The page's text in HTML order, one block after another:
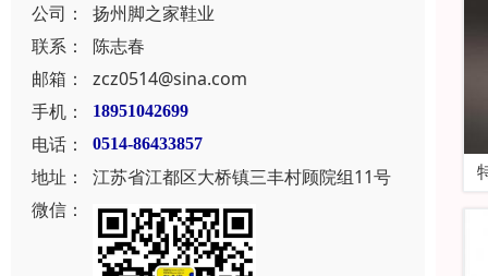
公司：
扬州脚之家鞋业
联系：
陈志春
邮箱：
zcz0514@sina.com
手机：
18951042699
电话： 0514-86433857
地址：
江苏省江都区大桥镇三丰村顾院组11号
微信：